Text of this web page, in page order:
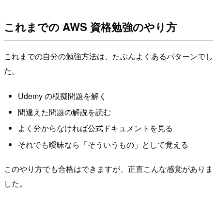
これまでの AWS 資格勉強のやり方
これまでの自分の勉強方法は、たぶんよくあるパターンでし
た。
Udemy の模擬問題を解く
間違えた問題の解説を読む
よく分からなければ公式ドキュメントを見る
それでも曖昧なら「そういうもの」として覚える
このやり方でも合格はできますが、正直こんな感覚がありま
した。